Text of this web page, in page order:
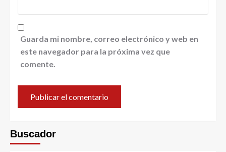
Guarda mi nombre, correo electrónico y web en
este navegador para la próxima vez que
comente.
Buscador